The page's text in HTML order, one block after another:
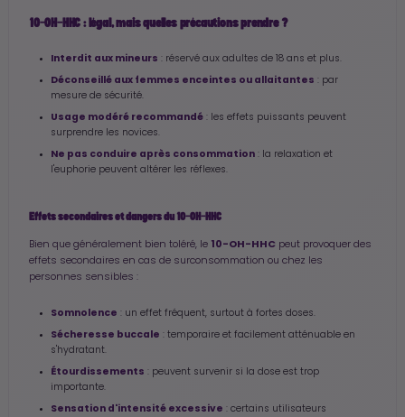
10-OH-HHC : légal, mais quelles précautions prendre ?
Interdit aux mineurs : réservé aux adultes de 18 ans et plus.
Déconseillé aux femmes enceintes ou allaitantes : par
mesure de sécurité.
Usage modéré recommandé : les effets puissants peuvent
surprendre les novices.
Ne pas conduire après consommation : la relaxation et
l'euphorie peuvent altérer les réflexes.
Effets secondaires et dangers du 10-OH-HHC
Bien que généralement bien toléré, le 10-OH-HHC peut provoquer des
effets secondaires en cas de surconsommation ou chez les
personnes sensibles :
Somnolence : un effet fréquent, surtout à fortes doses.
Sécheresse buccale : temporaire et facilement atténuable en
s'hydratant.
Étourdissements : peuvent survenir si la dose est trop
importante.
Sensation d'intensité excessive : certains utilisateurs